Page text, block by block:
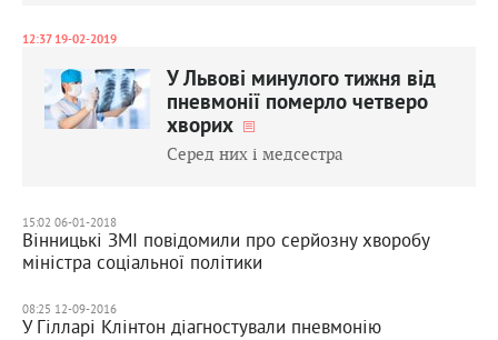
12:37 19-02-2019
У Львові минулого тижня від
пневмонії померло четверо
хворих
Серед них і медсестра
15:02 06-01-2018
Вінницькі ЗМІ повідомили про серйозну хворобу
міністра соціальної політики
08:25 12-09-2016
У Гілларі Клінтон діагностували пневмонію